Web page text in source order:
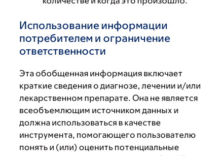
Использование информации
потребителем и ограничение
ответственности
Эта обобщенная информация включает
краткие сведения о диагнозе, лечении и/или
лекарственном препарате. Она не является
всеобъемлющим источником данных и
должна использоваться в качестве
инструмента, помогающего пользователю
понять и (или) оценить потенциальные